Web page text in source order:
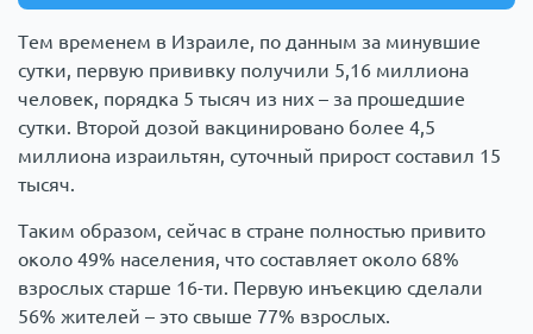
Тем временем в Израиле, по данным за минувшие
сутки, первую прививку получили 5,16 миллиона
человек, порядка 5 тысяч из них – за прошедшие
сутки. Второй дозой вакцинировано более 4,5
миллиона израильтян, суточный прирост составил 15
тысяч.
Таким образом, сейчас в стране полностью привито
около 49% населения, что составляет около 68%
взрослых старше 16-ти. Первую инъекцию сделали
56% жителей – это свыше 77% взрослых.